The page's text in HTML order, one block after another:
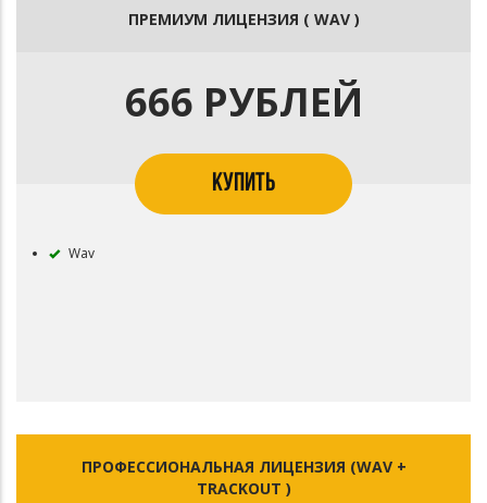
ПРЕМИУМ ЛИЦЕНЗИЯ ( WAV )
666 РУБЛЕЙ
КУПИТЬ
Wav
ПРОФЕССИОНАЛЬНАЯ ЛИЦЕНЗИЯ (WAV +
TRACKOUT )